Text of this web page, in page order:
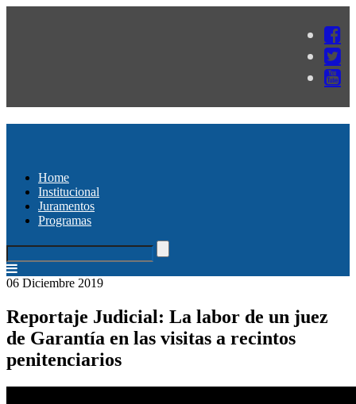
Home
Institucional
Juramentos
Programas
06 Diciembre 2019
Reportaje Judicial: La labor de un juez
de Garantía en las visitas a recintos
penitenciarios